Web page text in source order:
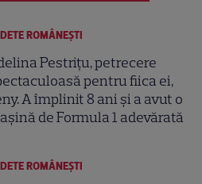
ROMÂNEŞTI
Pestrițu, petrecere
pentru fiica ei,
A împlinit 8 ani și a avut o
de Formula 1 adevărată
ROMÂNEŞTI